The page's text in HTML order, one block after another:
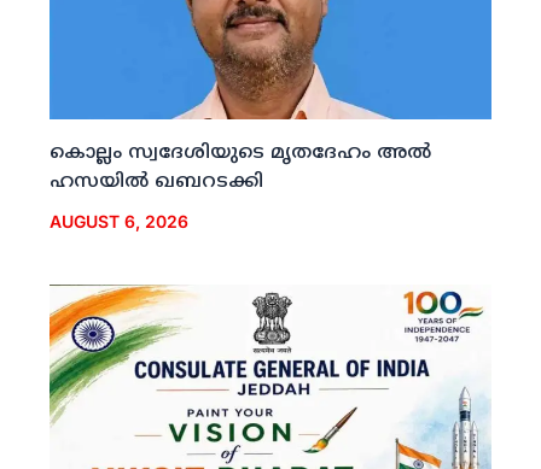
കൊല്ലം സ്വദേശിയുടെ മൃതദേഹം അല്‍
ഹസയില്‍ ഖബറടക്കി
AUGUST 6, 2026